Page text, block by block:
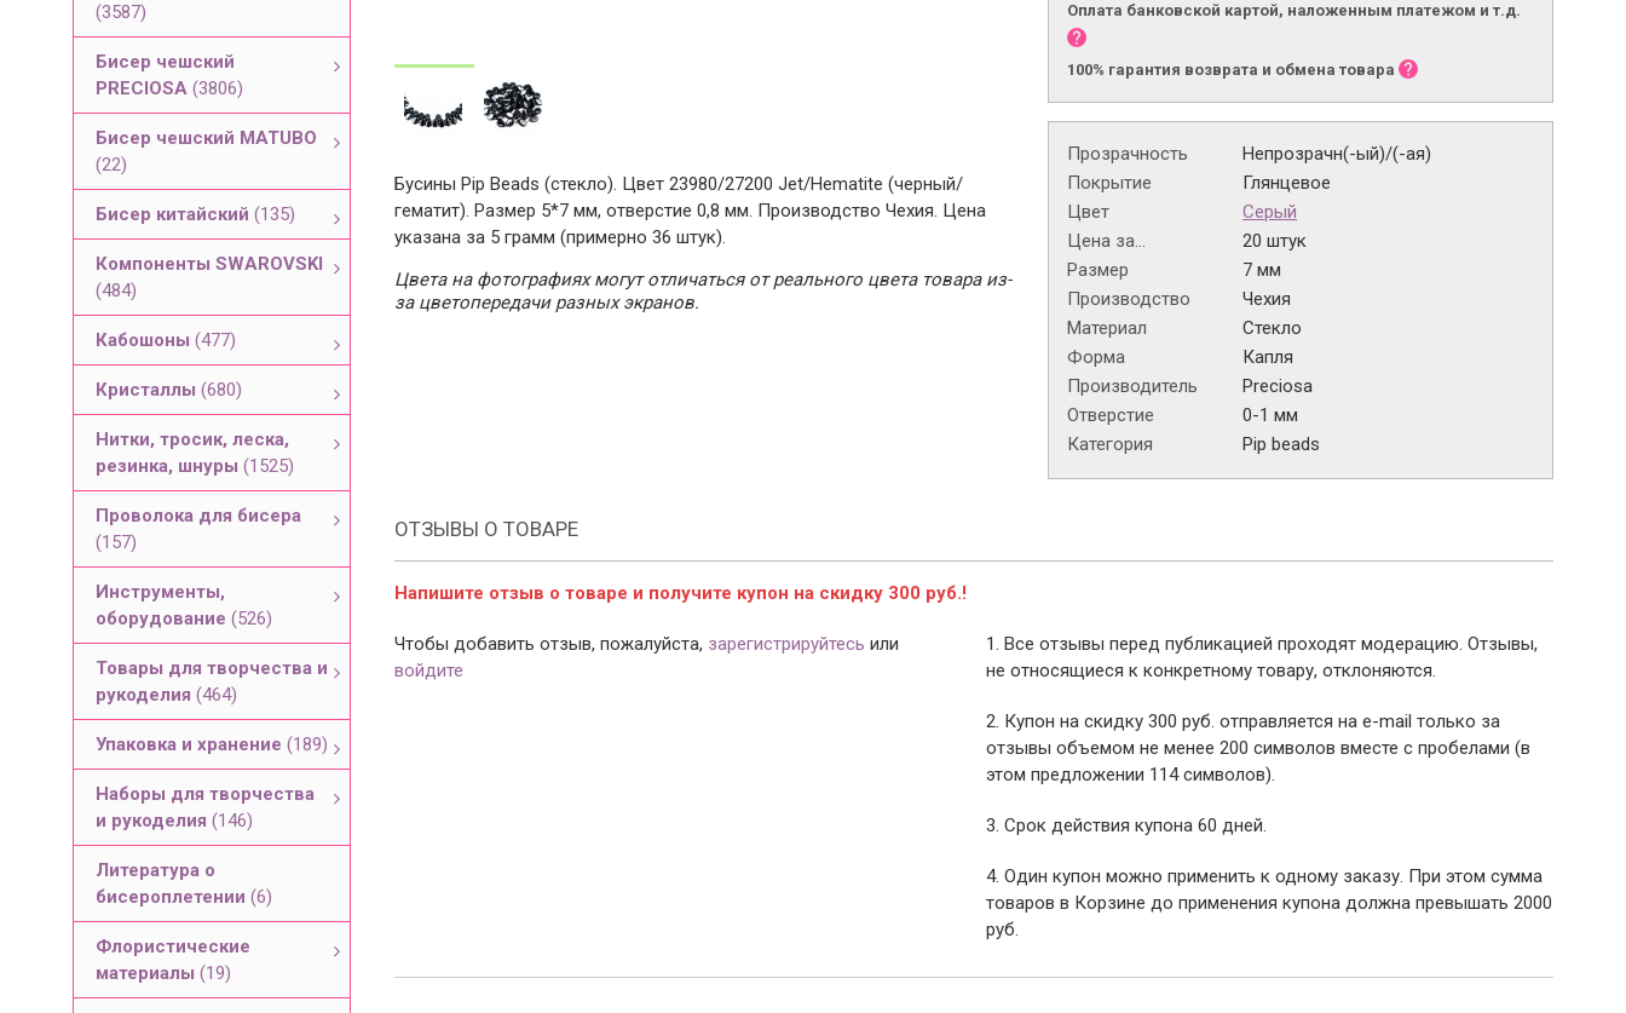
(3587)
Бисер чешский
PRECIOSA (3806)
Бисер чешский MATUBO
(22)
Бисер китайский (135)
Компоненты SWAROVSKI
(484)
Кабошоны (477)
Кристаллы (680)
Нитки, тросик, леска,
резинка, шнуры (1525)
Проволока для бисера
(157)
Инструменты,
оборудование (526)
Товары для творчества и
рукоделия (464)
Упаковка и хранение (189)
Наборы для творчества
и рукоделия (146)
Литература о
бисероплетении (6)
Флористические
материалы (19)
Бусины Pip Beads (стекло). Цвет 23980/27200 Jet/Hematite (черный/
гематит). Размер 5*7 мм, отверстие 0,8 мм. Производство Чехия. Цена
указана за 5 грамм (примерно 36 штук).
Цвета на фотографиях могут отличаться от реального цвета товара из-
за цветопередачи разных экранов.
Оплата банковской картой, наложенным платежом и т.д.
100% гарантия возврата и обмена товара
Прозрачность
Непрозрачн(-ый)/(-ая)
Покрытие
Глянцевое
Цвет
Серый
Цена за...
20 штук
Размер
7 мм
Производство
Чехия
Материал
Стекло
Форма
Капля
Производитель
Preciosa
Отверстие
0-1 мм
Категория
Pip beads
ОТЗЫВЫ О ТОВАРЕ
Напишите отзыв о товаре и получите купон на скидку 300 руб.!
Чтобы добавить отзыв, пожалуйста, зарегистрируйтесь или
войдите
1. Все отзывы перед публикацией проходят модерацию. Отзывы,
не относящиеся к конкретному товару, отклоняются.
2. Купон на скидку 300 руб. отправляется на e-mail только за
отзывы объемом не менее 200 символов вместе с пробелами (в
этом предложении 114 символов).
3. Срок действия купона 60 дней.
4. Один купон можно применить к одному заказу. При этом сумма
товаров в Корзине до применения купона должна превышать 2000
руб.